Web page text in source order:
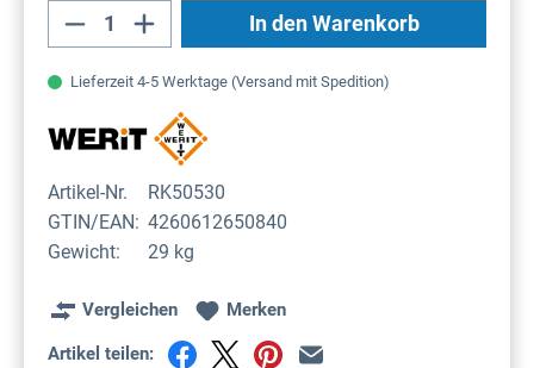
Produkt Anzahl: Gib den gewünschten
In den Warenkorb
Lieferzeit 4-5 Werktage (Versand mit Spedition)
Artikel-Nr.
RK50530
GTIN/EAN: 4260612650840
Gewicht:
29 kg
Vergleichen Merken
Artikel teilen: